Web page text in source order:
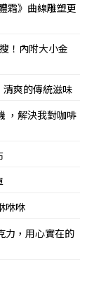
霜》曲線雕塑更
！內附大小金
爽的傳統滋味
，解決我對咖啡
咻咻
力，用心實在的